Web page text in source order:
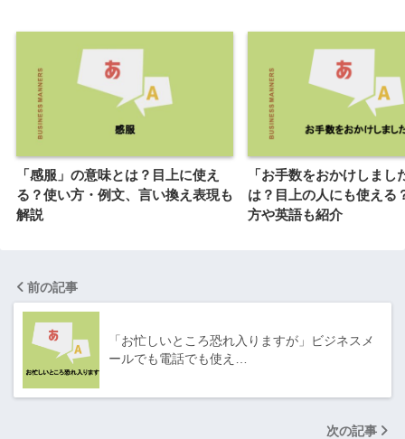
「感服」の意味とは？目上に使え
る？使い方・例文、言い換え表現も
解説
「お手数をおかけしまし
は？目上の人にも使える
方や英語も紹介
前の記事
「お忙しいところ恐れ入りますが」ビジネスメ
ールでも電話でも使え…
次の記事